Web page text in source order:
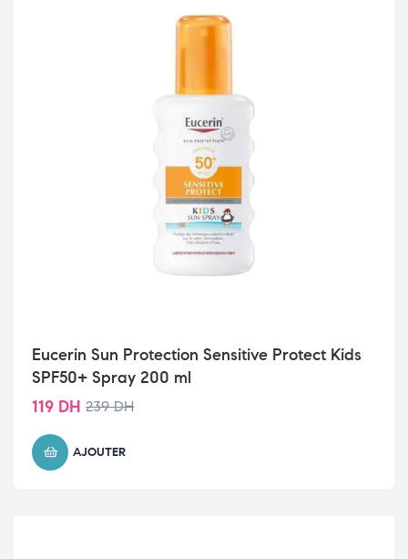
Eucerin Sun Protection Sensitive Protect Kids
SPF50+ Spray 200 ml
239DH
119 DH
AJOUTER